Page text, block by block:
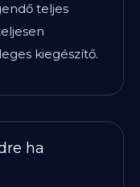
teljes
kiegészítő.
ha